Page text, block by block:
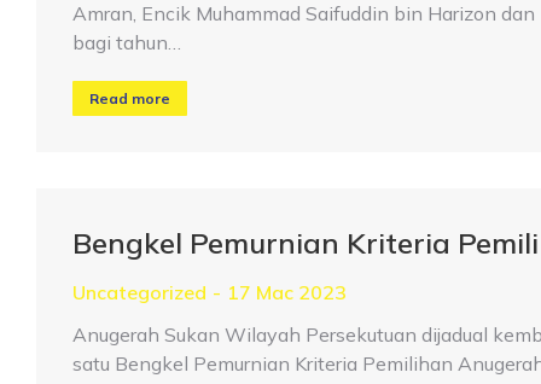
Amran, Encik Muhammad Saifuddin bin Harizon
bagi tahun…
Read more
Bengkel Pemurnian Kriteria
Uncategorized
17 Mac 2023
Anugerah Sukan Wilayah Persekutuan dijadual
satu Bengkel Pemurnian Kriteria Pemilihan